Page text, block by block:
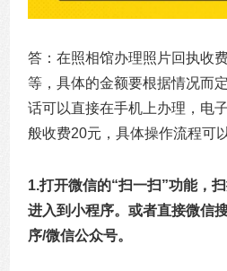
答：在照相馆办理照片回执收
等，具体的金额要根据情况而
话可以直接在手机上办理，电
般收费20元，具体操作流程可
1.打开微信的“扫一扫”功能，
进入到小程序。或者直接微信
序/微信公众号。